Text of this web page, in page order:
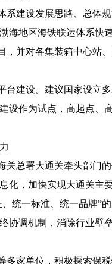
建设发展思路、总体
海地区海铁联运体系快速
并对各集装箱中心站
建设。建议国家设立
设作为试点，高起点、
总署大通关牵头部门
化，加快实现大通关主
统一标准、统一品牌”
协调机制，消除行业壁
家单位，积极探索保